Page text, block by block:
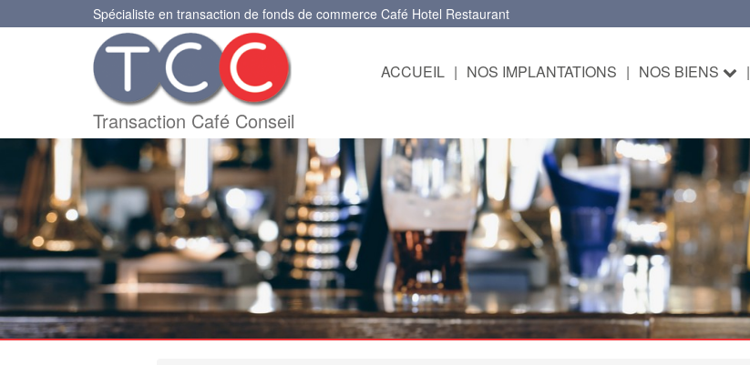
Spécialiste en transaction de fonds de commerce Café Hotel Restaurant
Transaction Café Conseil
ACCUEIL | NOS IMPLANTATIONS | NOS BIENS |